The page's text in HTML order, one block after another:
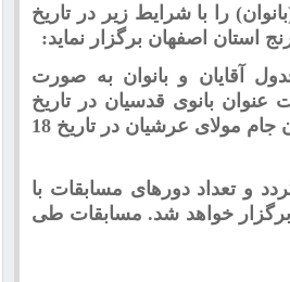
را با شرایط زیر در تاریخ
آقایان و بانوان به صورت
عنوان بانوی قدسیان در تاریخ
17 فروردین ماه و مسابقات آقایان تحت عنوان جام مولای عرشیان در تاریخ 18
و تعداد دورهای مسابقات با
شرکت کننده طی 5 الی 7 دور برگزار خواهد شد. مسابقات طی